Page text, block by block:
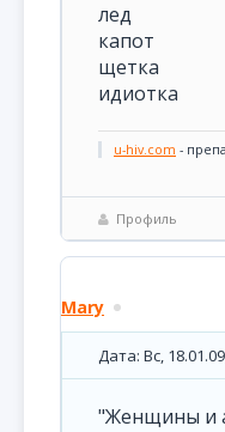
лед
капот
щетка
идиотка
u-hiv.com -
Профиль
Mary
Дата: Вс,
"Женщины и